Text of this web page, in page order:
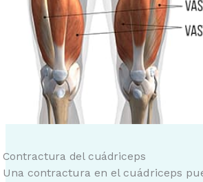
Contractura del cuádriceps
Una contractura en el cuádriceps